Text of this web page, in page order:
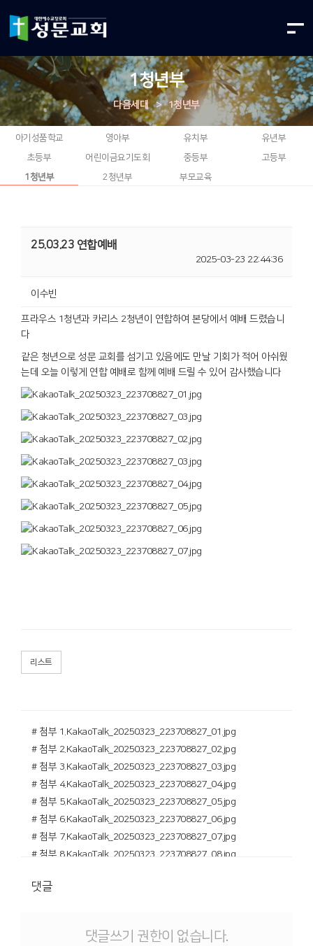
1청년부
다음세대 > 1청년부
아기성품학교 영아부 유치부
유년부
초등부
어린이금요기도회 중등부
고등부
1청년부
2청년부 부모교육
25.03.23 연합예배
2025-03-23 22:44:36
이수빈
프라우스 1청년과 카리스 2청년이 연합하여 본당에서 예배 드렸습니
다
같은 청년으로 성문 교회를 섬기고 있음에도 만날 기회가 적어 아쉬웠
는데 오늘 이렇게 연합 예배로 함께 예배 드릴 수 있어 감사했습니다
리스트
# 첨부 1.KakaoTalk_20250323_223708827_01.jpg
# 첨부 2.KakaoTalk_20250323_223708827_02.jpg
# 첨부 3.KakaoTalk_20250323_223708827_03.jpg
# 첨부 4.KakaoTalk_20250323_223708827_04.jpg
# 첨부 5.KakaoTalk_20250323_223708827_05.jpg
# 첨부 6.KakaoTalk_20250323_223708827_06.jpg
# 첨부 7.KakaoTalk_20250323_223708827_07.jpg
# 첨부 8.KakaoTalk_20250323_223708827_08.jpg
댓글
댓글쓰기 권한이 없습니다.